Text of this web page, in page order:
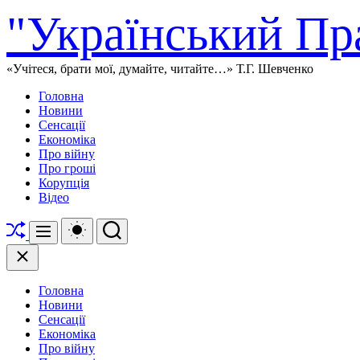
до
вмісту
"Український
«Учітеся, брати мої, думайте, читайте…» Т.Г. Шевченко
Головна
Новини
Сенсації
Економіка
Про війну
Про гроші
Корупція
Відео
Перетасувати
Меню
Перемикач
кольорового
Пошук
Закрити
Головна
Новини
Сенсації
Економіка
Про війну